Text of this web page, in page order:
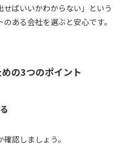
せばいいかわからない」という
ある会社を選ぶと安心です。
の3つのポイント
認しましょう。